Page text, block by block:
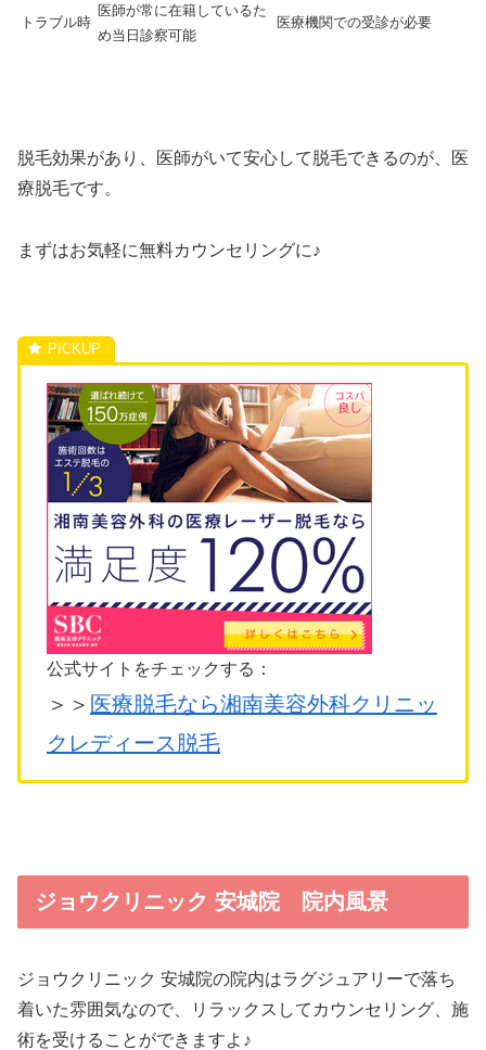
トラブル時
医師が常に在籍しているた
め当日診察可能
医療機関での受診が必要
脱毛効果があり、医師がいて安心して脱毛できるのが、医
療脱毛です。
まずはお気軽に無料カウンセリングに♪
公式サイトをチェックする：
＞＞ 医療脱毛なら湘南美容外科クリニッ
クレディース脱毛
ジョウクリニック 安城院 院内風景
ジョウクリニック 安城院の院内はラグジュアリーで落ち
着いた雰囲気なので、リラックスしてカウンセリング、施
術を受けることができますよ♪